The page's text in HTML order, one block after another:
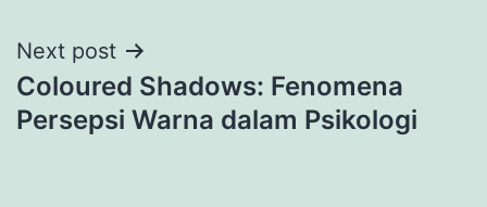
Next post
Coloured Shadows: Fenomena
Persepsi Warna dalam Psikologi